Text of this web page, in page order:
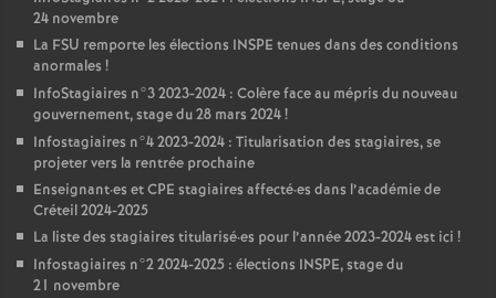
24 novembre
La FSU remporte les élections INSPE tenues dans des conditions
anormales !
InfoStagiaires n°3 2023-2024 : Colère face au mépris du nouveau
gouvernement, stage du 28 mars 2024!
Infostagiaires n°4 2023-2024 : Titularisation des stagiaires, se
projeter vers la rentrée prochaine
Enseignant·es etCPE stagiaires affecté·es dans l’académie de
Créteil 2024-2025
La liste des stagiaires titularisé·es pour l’année 2023-2024 est ici !
Infostagiaires n°2 2024-2025 : élections INSPE, stage du
21 novembre